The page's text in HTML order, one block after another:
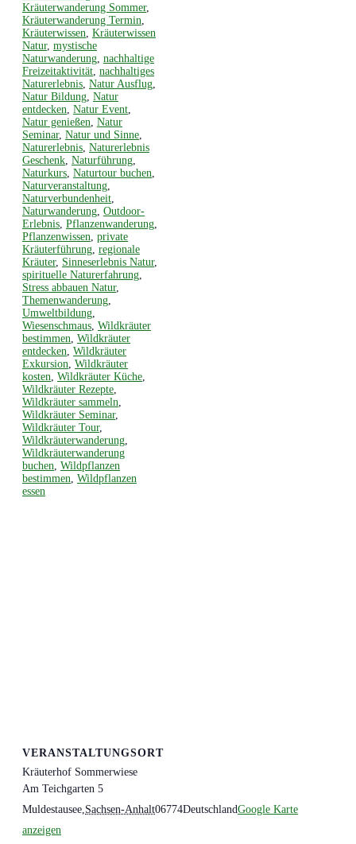
Kräuterwanderung Sommer,
Kräuterwanderung Termin,
Kräuterwissen, Kräuterwissen
Natur, mystische
Naturwanderung, nachhaltige
Freizeitaktivität, nachhaltiges
Naturerlebnis, Natur Ausflug,
Natur Bildung, Natur
entdecken, Natur Event,
Natur genießen, Natur
Seminar, Natur und Sinne,
Naturerlebnis, Naturerlebnis
Geschenk, Naturführung,
Naturkurs, Naturtour buchen,
Naturveranstaltung,
Naturverbundenheit,
Naturwanderung, Outdoor-
Erlebnis, Pflanzenwanderung,
Pflanzenwissen, private
Kräuterführung, regionale
Kräuter, Sinneserlebnis Natur,
spirituelle Naturerfahrung,
Stress abbauen Natur,
Themenwanderung,
Umweltbildung,
Wiesenschmaus, Wildkräuter
bestimmen, Wildkräuter
entdecken, Wildkräuter
Exkursion, Wildkräuter
kosten, Wildkräuter Küche,
Wildkräuter Rezepte,
Wildkräuter sammeln,
Wildkräuter Seminar,
Wildkräuter Tour,
Wildkräuterwanderung,
Wildkräuterwanderung
buchen, Wildpflanzen
bestimmen, Wildpflanzen
essen
VERANSTALTUNGSORT
Kräuterhof Sommerwiese
Am Teichgarten 5
Muldestausee,Sachsen-Anhalt06774DeutschlandGoogle Karte
anzeigen